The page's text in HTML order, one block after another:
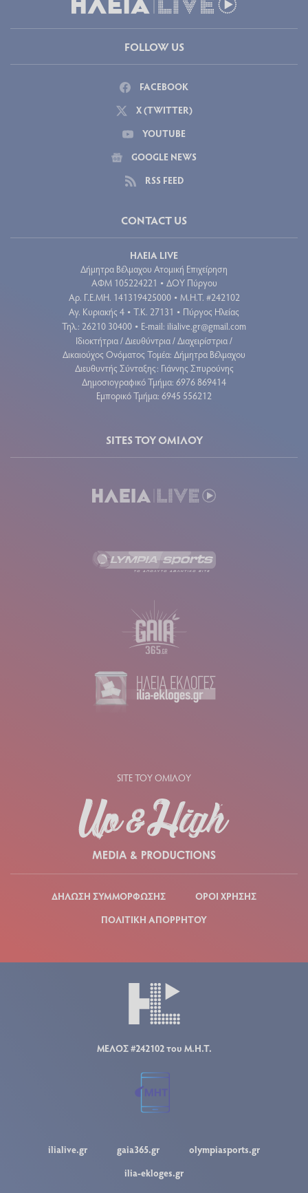
FOLLOW US
FACEBOOK
X (TWITTER)
YOUTUBE
GOOGLE NEWS
RSS FEED
CONTACT US
ΗΛΕΙΑ LIVE
Δήμητρα Βέλμαχου Ατομική Επιχείρηση
ΑΦΜ 105224221 • ΔΟΥ Πύργου
Aρ. Γ.Ε.ΜΗ. 141319425000 • Μ.Η.Τ. #242102
Αγ. Κυριακής 4 • Τ.Κ. 27131 • Πύργος Ηλείας
Τηλ.: 26210 30400 • E-mail: ilialive.gr@gmail.com
Ιδιοκτήτρια / Διευθύντρια / Διαχειρίστρια /
Δικαιούχος Ονόματος Τομέα: Δήμητρα Βέλμαχου
Διευθυντής Σύνταξης: Γιάννης Σπυρούνης
Δημοσιογραφικό Τμήμα: 6976 869414
Εμπορικό Τμήμα: 6945 556212
SITES ΤΟΥ ΟΜΙΛΟΥ
SITE ΤΟΥ ΟΜΙΛΟΥ
ΔΗΛΩΣΗ ΣΥΜΜΟΡΦΩΣΗΣ
ΟΡΟΙ ΧΡΗΣΗΣ
ΠΟΛΙΤΙΚΗ ΑΠΟΡΡΗΤΟΥ
ΜΕΛΟΣ #242102 του Μ.Η.Τ.
ilialive.gr gaia365.gr
olympiasports.gr
ilia-ekloges.gr